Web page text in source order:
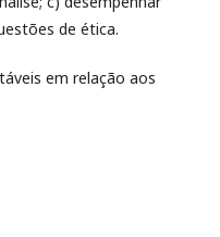
de ética.
em relação aos